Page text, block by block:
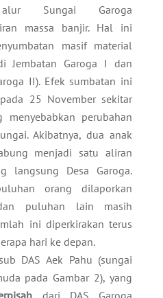
alur Sungai Garoga
massa banjir. Hal ini
masif material
Jembatan Garoga I dan
II). Efek sumbatan ini
25 November sekitar
perubahan
Akibatnya, dua anak
menjadi satu aliran
langsung Desa Garoga.
orang dilaporkan
puluhan lain masih
ini diperkirakan terus
hari ke depan.
DAS Aek Pahu (sungai
pada Gambar 2), yang